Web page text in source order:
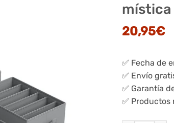
mística
20,95€
✅ Fecha de
✅ Envío
✅ Garantía
✅ Productos